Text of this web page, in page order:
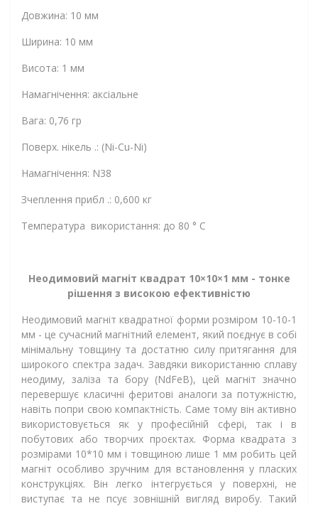
Довжина: 10 мм
Ширина: 10 мм
Висота: 1 мм
Намагнічення: аксіальне
Вага: 0,76 гр
Поверх. нікель .: (Ni-Cu-Ni)
Намагнічення: N38
Зчеплення прибл .: 0,600 кг
Температура використання: до 80 ° C
Неодимовий магніт квадрат 10×10×1 мм - тонке
рішення з високою ефективністю
Неодимовий магніт квадратної форми розміром 10-10-1
мм - це сучасний магнітний елемент, який поєднує в собі
мінімальну товщину та достатню силу притягання для
широкого спектра задач. Завдяки використанню сплаву
неодиму, заліза та бору (NdFeB), цей магніт значно
перевершує класичні феритові аналоги за потужністю,
навіть попри свою компактність. Саме тому він активно
використовується як у професійній сфері, так і в
побутових або творчих проєктах. Форма квадрата з
розмірами 10*10 мм і товщиною лише 1 мм робить цей
магніт особливо зручним для встановлення у пласких
конструкціях. Він легко інтегрується у поверхні, не
виступає та не псує зовнішній вигляд виробу. Такий